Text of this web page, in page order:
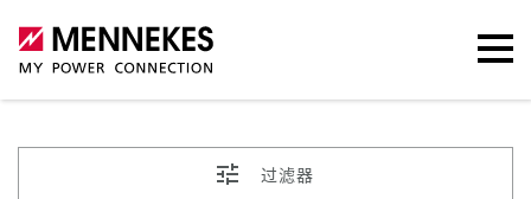
过滤器